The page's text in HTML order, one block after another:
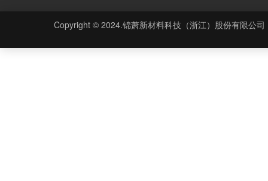
Copyright © 2024.锦萧新材料科技（浙江）股份有限公